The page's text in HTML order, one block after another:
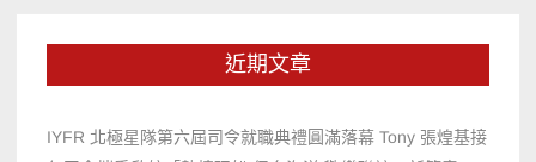
近期文章
IYFR 北極星隊第六屆司令就職典禮圓滿落幕 Tony 張煌基接